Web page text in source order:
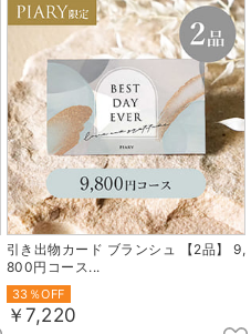
引き出物カード ブランシュ 【2品】 9,
800円コース...
33％OFF
￥7,220